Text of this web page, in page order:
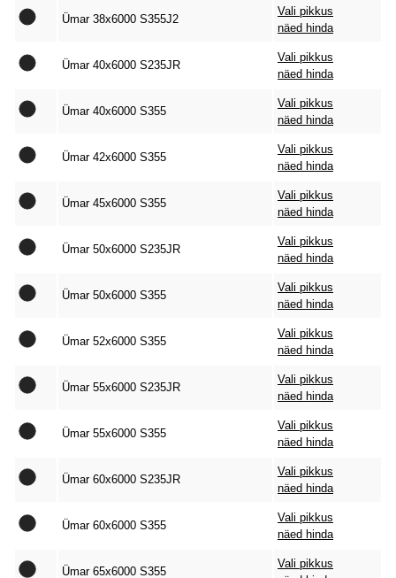
Ümar 38x6000 S355J2
Vali pikkus
näed hinda
Ümar 40x6000 S235JR
Vali pikkus
näed hinda
Ümar 40x6000 S355
Vali pikkus
näed hinda
Ümar 42x6000 S355
Vali pikkus
näed hinda
Ümar 45x6000 S355
Vali pikkus
näed hinda
Ümar 50x6000 S235JR
Vali pikkus
näed hinda
Ümar 50x6000 S355
Vali pikkus
näed hinda
Ümar 52x6000 S355
Vali pikkus
näed hinda
Ümar 55x6000 S235JR
Vali pikkus
näed hinda
Ümar 55x6000 S355
Vali pikkus
näed hinda
Ümar 60x6000 S235JR
Vali pikkus
näed hinda
Ümar 60x6000 S355
Vali pikkus
näed hinda
Ümar 65x6000 S355
Vali pikkus